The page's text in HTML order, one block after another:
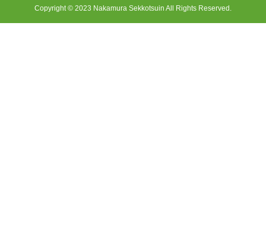
Copyright © 2023 Nakamura Sekkotsuin All Rights Reserved.